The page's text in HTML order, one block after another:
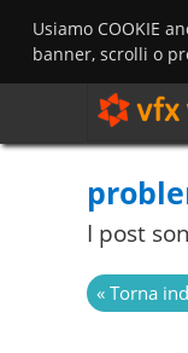
Usiamo COOKIE
banner, scrolli o
I post